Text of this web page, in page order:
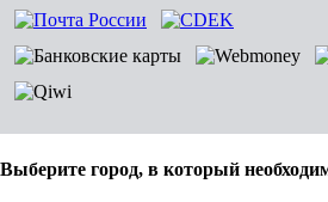
Выберите город, в который